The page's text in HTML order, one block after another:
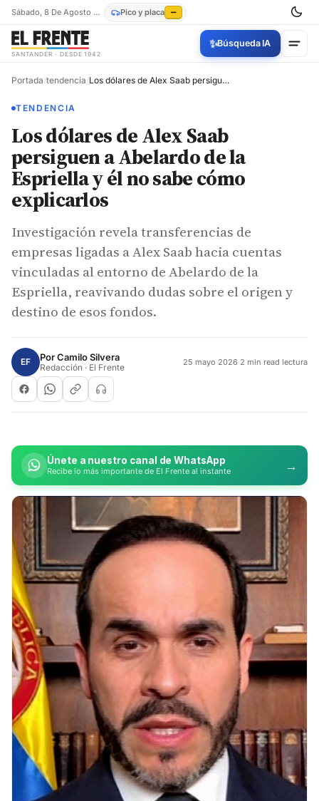
Sábado, 8 De Agosto De 2026 Pico y placa —
SANTANDER · DESDE 1942
✨Búsqueda IA
Portada/tendencia/ Los dólares de Alex Saab persiguen a Abelardo de la Espriella y él no sabe cómo explicarlos
TENDENCIA
Los dólares de Alex Saab
persiguen a Abelardo de la
Espriella y él no sabe cómo
explicarlos
Investigación revela transferencias de
empresas ligadas a Alex Saab hacia cuentas
vinculadas al entorno de Abelardo de la
Espriella, reavivando dudas sobre el origen y
destino de esos fondos.
EF PorCamilo Silvera
Redacción · El Frente 25 mayo 2026·2 min read lectura
Únete a nuestro canal de WhatsApp
Recibe lo más importante de El Frente al instante →